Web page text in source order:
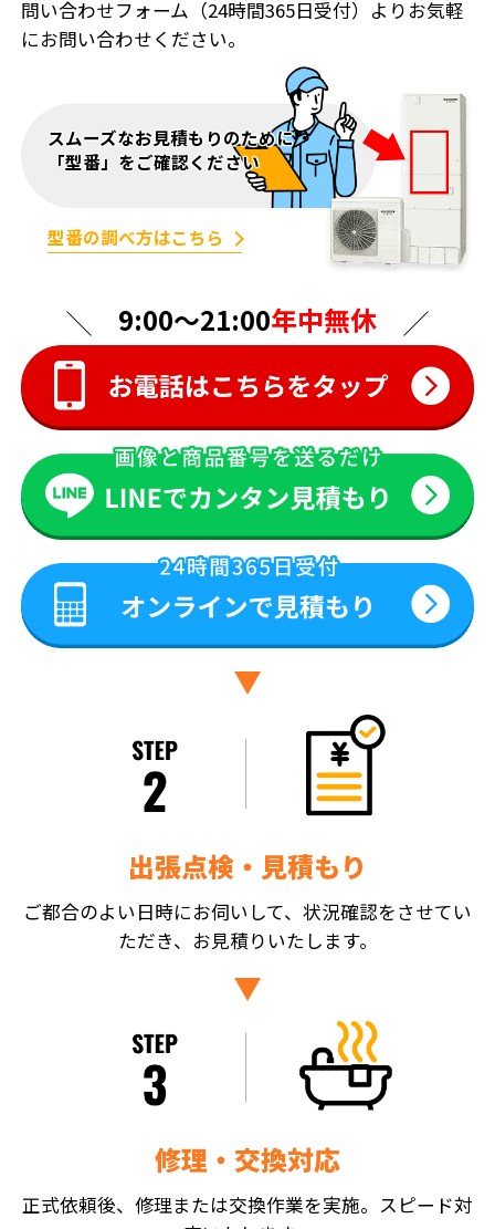
問い合わせフォーム（24時間365日受付）よりお気軽
にお問い合わせください。
スムーズなお見積もりのために
「型番」をご確認ください
型番の調べ方はこちら
9:00〜21:00年中無休
出張点検・見積もり
ご都合のよい日時にお伺いして、状況確認をさせてい
ただき、お見積りいたします。
修理・交換対応
正式依頼後、修理または交換作業を実施。スピード対